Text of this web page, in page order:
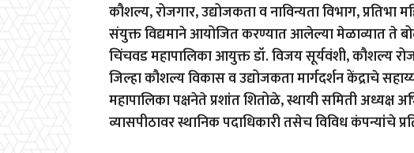
कौशल्य, रोजगार, उद्योजकता व नाविन्यता विभाग, प्रतिभा
संयुक्त विद्यमाने आयोजित करण्यात आलेल्या मेळाव्यात ते
चिंचवड महापालिका आयुक्त डॉ. विजय सूर्यवंशी, कौशल्य
जिल्हा कौशल्य विकास व उद्योजकता मार्गदर्शन केंद्राचे
महापालिका पक्षनेते प्रशांत शितोळे, स्थायी समिती अध्यक्ष
व्यासपीठावर स्थानिक पदाधिकारी तसेच विविध कंपन्यांचे